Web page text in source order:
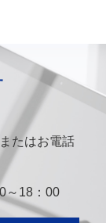
たはお電話
～18：00